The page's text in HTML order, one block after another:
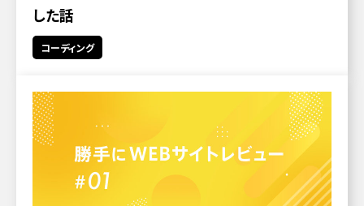
した話
コーディング